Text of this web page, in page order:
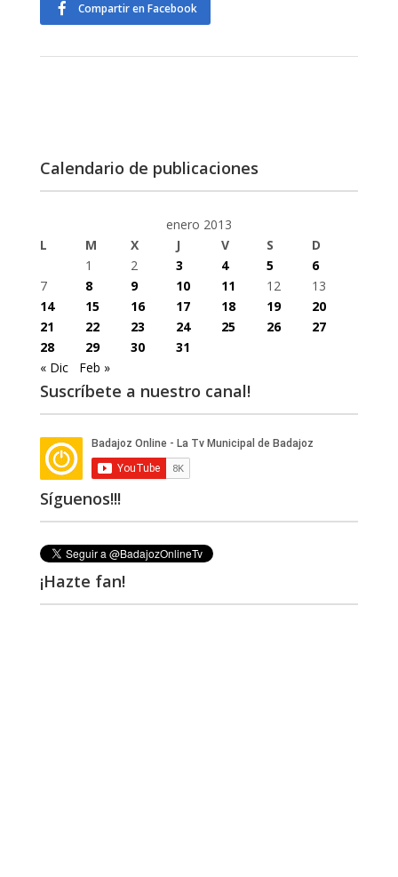
Compartir en Facebook
Calendario de publicaciones
enero 2013
L
M X J V S
D
1
2 3 4 5
6
7
8 9 10 11 12
13
14
15 16 17 18 19
20
21
22 23 24 25 26
27
28
29 30
31
« Dic
Feb »
Suscríbete a nuestro canal!
Síguenos!!!
¡Hazte fan!